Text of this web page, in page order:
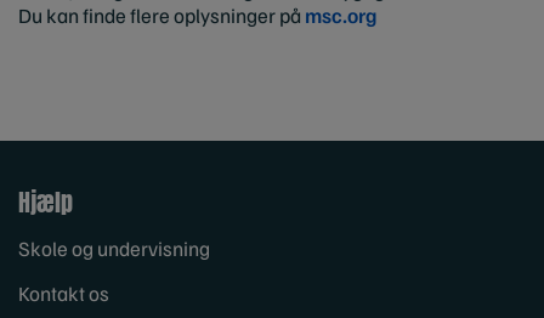
Du kan finde flere oplysninger på msc.org
Hjælp
Skole og undervisning
Kontakt os